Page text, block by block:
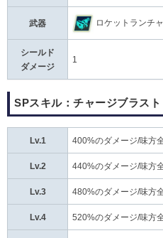
武器 ロケットランチ
シールド
ダメージ
1
SPスキル：チャージブラスト
Lv.1 400%のダメージ/味方
Lv.2 440%のダメージ/味方
Lv.3 480%のダメージ/味方
Lv.4 520%のダメージ/味方